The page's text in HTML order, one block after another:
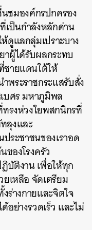
ชมองค์กรปกครอง
เป็นกำลังหลักด่าน
ดูแลกลุ่มเปราะบาง
าผู้ได้รับผลกระทบ
ายแดนใต้ให้
ระราชกระแสรับสั่ง
บศร มหาภูมิพล
รงห่วงใยพสกนิกรที่
ลุงและ
ระชาชนของเราอด
องโรงครัว
บัติงาน เพื่อให้ทุก
เหลือ จัดเตรียม
ร่างกายและจิตใจ
ย่างรวดเร็ว และไม่